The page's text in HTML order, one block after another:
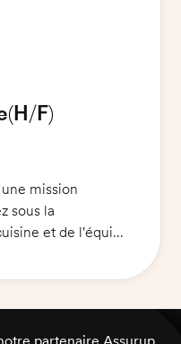
normes
(H/F)
mission
sous la
et de l'équipe
place des produits
à Marcq.